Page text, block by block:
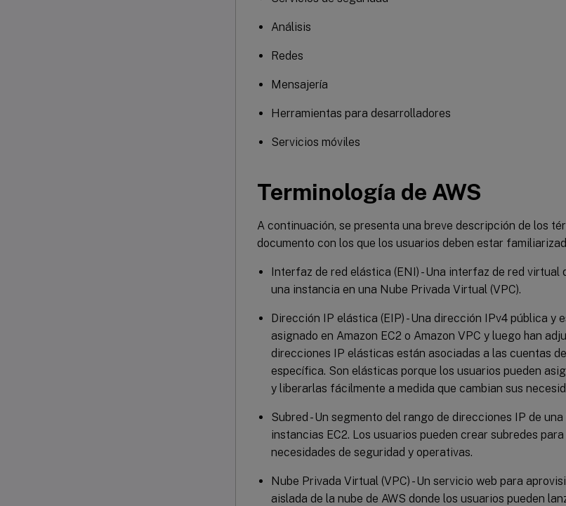
Análisis
Redes
Mensajería
Herramientas para desarrolladores
Servicios móviles
Terminología de AWS
A continuación, se presenta una breve descripción de los
documento con los que los usuarios deben estar
Interfaz de red elástica (ENI) - Una interfaz de red virtual
una instancia en una Nube Privada Virtual (VPC).
Dirección IP elástica (EIP) - Una dirección IPv4 pública y
asignado en Amazon EC2 o Amazon VPC y luego han
direcciones IP elásticas están asociadas a las cuentas
específica. Son elásticas porque los usuarios pueden
y liberarlas fácilmente a medida que cambian sus
Subred - Un segmento del rango de direcciones IP de
instancias EC2. Los usuarios pueden crear subredes
necesidades de seguridad y operativas.
Nube Privada Virtual (VPC) - Un servicio web para
aislada de la nube de AWS donde los usuarios pueden